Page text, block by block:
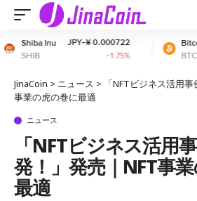
¥ 0.000722
-1.75%
Bitcoin
BTC
JPY-¥
JinaCoin > ニュース >
「NFTビジネス活用
事業の虎の巻に最適
ニュース
「NFTビジネス活用
発！」発売｜NFT事
最適